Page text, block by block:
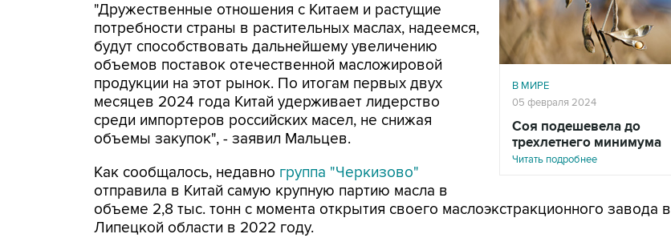
В МИРЕ
05 февраля 2024
Соя подешевела до
трехлетнего минимума
Читать подробнее
"Дружественные отношения с Китаем и растущие
потребности страны в растительных маслах, надеемся,
будут способствовать дальнейшему увеличению
объемов поставок отечественной масложировой
продукции на этот рынок. По итогам первых двух
месяцев 2024 года Китай удерживает лидерство
среди импортеров российских масел, не снижая
объемы закупок", - заявил Мальцев.
Как сообщалось, недавно группа "Черкизово"
отправила в Китай самую крупную партию масла в
объеме 2,8 тыс. тонн с момента открытия своего маслоэкстракционного завода в
Липецкой области в 2022 году.